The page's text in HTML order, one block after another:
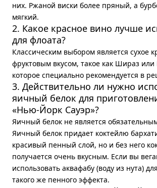
них. Ржаной виски более пряный, а
мягкий.
2. Какое красное вино лучше
для флоата?
Классическим выбором является сухое
фруктовым вкусом, такое как Шираз или
которое специально рекомендуется в
3. Действительно ли нужно
яичный белок для
«Нью-Йорк Сауэр»?
Яичный белок не является
Яичный белок придает коктейлю
красивый пенный слой, но и без него
получается очень вкусным. Если вы
использовать аквафабу (воду из нута)
такого же пенного эффекта.